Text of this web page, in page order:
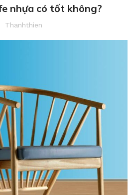
nhựa có tốt không?
Thanhthien